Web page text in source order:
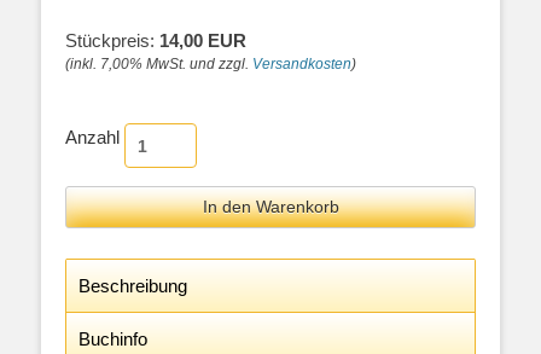
Stückpreis: 14,00 EUR
(inkl. 7,00% MwSt. und zzgl. Versandkosten)
Anzahl
Beschreibung
Buchinfo